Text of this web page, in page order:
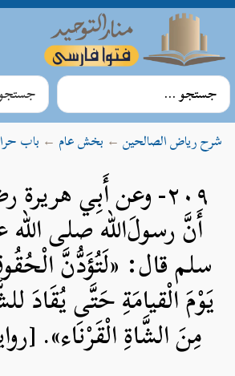
شرح ریاض الصالحین ← بخش عام ← باب
۲۰۹- وعن أَبِي
أَنَّ رسولَ‌الله صلی الله
سلم قال: «لَتُؤَدُّنَّ
يَوْمَ الْقيامَةِ حَتَّى يُقَادَ
مِنَ الشَّاةِ الْقَرْنَاء».